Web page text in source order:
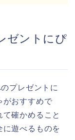
ゼントにぴ
プレゼントに
がおすすめで
確かめること
に遊べるものを